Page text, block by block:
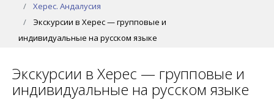
Херес. Андалусия
Экскурсии в Херес — групповые и
индивидуальные на русском языке
Экскурсии в Херес — групповые и
индивидуальные на русском языке